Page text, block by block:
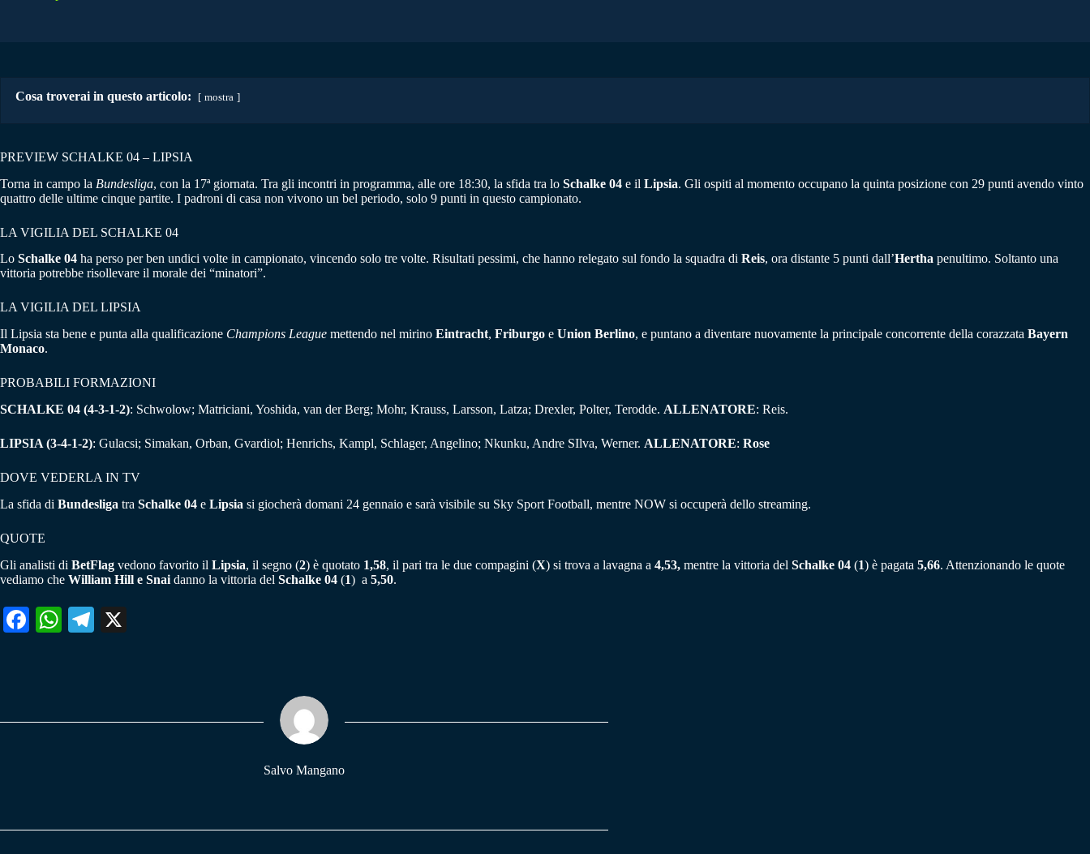
Cosa troverai in questo articolo: mostra
PREVIEW SCHALKE 04 – LIPSIA
Torna in campo la Bundesliga, con la 17ª giornata. Tra gli incontri in programma, alle ore 18:30, la sfida tra lo Schalke 04 e il Lipsia. Gli ospiti al momento occupano la quinta posizione con 29 punti avendo vinto
quattro delle ultime cinque partite. I padroni di casa non vivono un bel periodo, solo 9 punti in questo campionato.
LA VIGILIA DEL SCHALKE 04
Lo Schalke 04 ha perso per ben undici volte in campionato, vincendo solo tre volte. Risultati pessimi, che hanno relegato sul fondo la squadra di Reis, ora distante 5 punti dall’Hertha penultimo. Soltanto una
vittoria potrebbe risollevare il morale dei “minatori”.
LA VIGILIA DEL LIPSIA
Il Lipsia sta bene e punta alla qualificazione Champions League mettendo nel mirino Eintracht, Friburgo e Union Berlino, e puntano a diventare nuovamente la principale concorrente della corazzata Bayern
Monaco.
PROBABILI FORMAZIONI
SCHALKE 04 (4-3-1-2): Schwolow; Matriciani, Yoshida, van der Berg; Mohr, Krauss, Larsson, Latza; Drexler, Polter, Terodde. ALLENATORE: Reis.
LIPSIA (3-4-1-2): Gulacsi; Simakan, Orban, Gvardiol; Henrichs, Kampl, Schlager, Angelino; Nkunku, Andre SIlva, Werner. ALLENATORE: Rose
DOVE VEDERLA IN TV
La sfida di Bundesliga tra Schalke 04 e Lipsia si giocherà domani 24 gennaio e sarà visibile su Sky Sport Football, mentre NOW si occuperà dello streaming.
QUOTE
Gli analisti di BetFlag vedono favorito il Lipsia, il segno (2) è quotato 1,58, il pari tra le due compagini (X) si trova a lavagna a 4,53, mentre la vittoria del Schalke 04 (1) è pagata 5,66. Attenzionando le quote
vediamo che William Hill e Snai danno la vittoria del Schalke 04 (1) a 5,50.
Fa W
pp
Te
m
Salvo Mangano